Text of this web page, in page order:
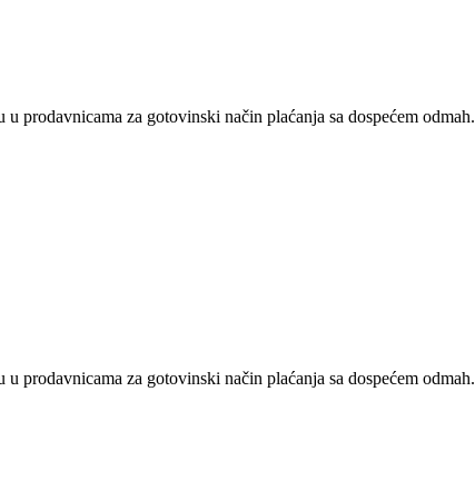
prodavnicama za gotovinski način plaćanja sa dospećem odmah.
prodavnicama za gotovinski način plaćanja sa dospećem odmah.